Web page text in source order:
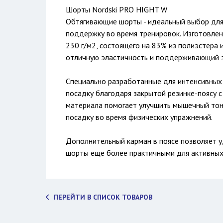
Шорты Nordski PRO HIGHT W
Обтягивающие шорты - идеальный выбор
поддержку во время тренировок.
230 г/м2, состоящего на 83% из
отличную эластичность и поддерживающий
Специально разработанные для
посадку благодаря закрытой резинке-
материала помогает улучшить мышечный
посадку во время физических упражнений.
Дополнительный карман в поясе позволяет
шорты еще более практичными для
ПЕРЕЙТИ В СПИСОК ТОВАРОВ